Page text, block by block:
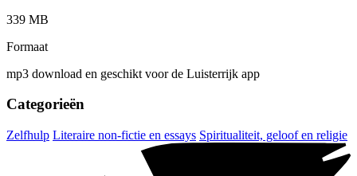
339 MB
Formaat
mp3 download en geschikt voor de Luisterrijk app
Categorieën
Zelfhulp Literaire non-fictie en essays Spiritualiteit, geloof en religie